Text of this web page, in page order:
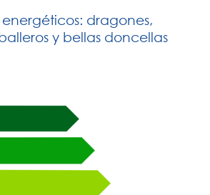
dragones,
y bellas doncellas